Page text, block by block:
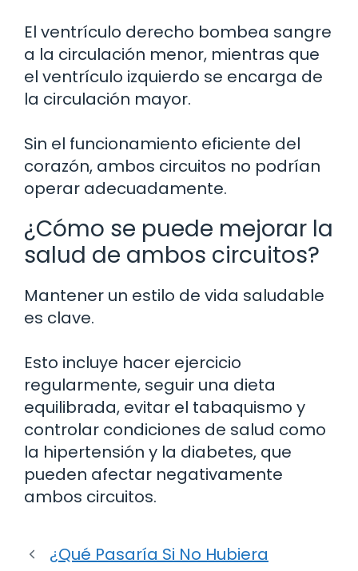
El ventrículo derecho bombea sangre
a la circulación menor, mientras que
el ventrículo izquierdo se encarga de
la circulación mayor.
Sin el funcionamiento eficiente del
corazón, ambos circuitos no podrían
operar adecuadamente.
¿Cómo se puede mejorar la
salud de ambos circuitos?
Mantener un estilo de vida saludable
es clave.
Esto incluye hacer ejercicio
regularmente, seguir una dieta
equilibrada, evitar el tabaquismo y
controlar condiciones de salud como
la hipertensión y la diabetes, que
pueden afectar negativamente
ambos circuitos.
¿Qué Pasaría Si No Hubiera